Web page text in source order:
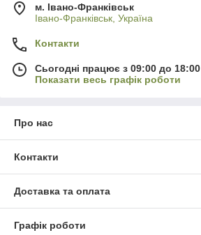
м. Івано-Франківськ
Івано-Франківськ, Україна
Контакти
Сьогодні працює з 09:00 до 18:00
Показати весь графік роботи
Про нас
Контакти
Доставка та оплата
Графік роботи